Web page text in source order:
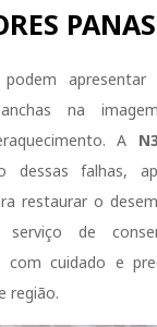
podem apresentar
na
A
dessas falhas,
restaurar o
serviço de
com cuidado e
região.